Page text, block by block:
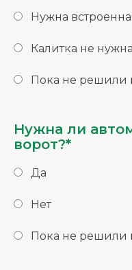
Нужна
Калитка не нужна
Пока не решили
Нужна ли
ворот?*
Да
Нет
Пока не решили